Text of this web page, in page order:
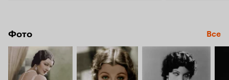
Фото Все